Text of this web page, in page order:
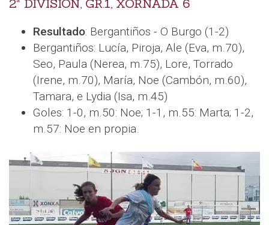
2ª DIVISIÓN, GR.1, XORNADA 6
Resultado: Bergantiños - O Burgo (1-2)
Bergantiños: Lucía, Piroja, Ale (Eva, m.70),
Seo, Paula (Nerea, m.75), Lore, Torrado
(Irene, m.70), María, Noe (Cambón, m.60),
Tamara, e Lydia (Isa, m.45)
Goles: 1-0, m.50: Noe; 1-1, m.55: Marta; 1-2,
m.57: Noe en propia.